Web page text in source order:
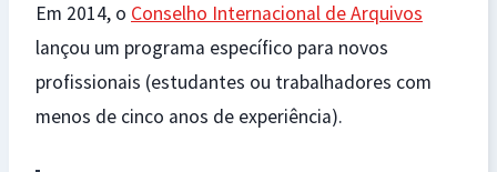
Em 2014, o Conselho Internacional de Arquivos
lançou um programa específico para novos
profissionais (estudantes ou trabalhadores com
menos de cinco anos de experiência).